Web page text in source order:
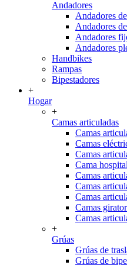
Andadores
Andadores
Andadores
Andadores
Andadores
Handbikes
Rampas
Bipestadores
+
Hogar
+
Camas articuladas
Camas
Camas
Camas
Cama
Camas
Camas
Camas
Camas
Camas
+
Grúas
Grúas de
Grúas de